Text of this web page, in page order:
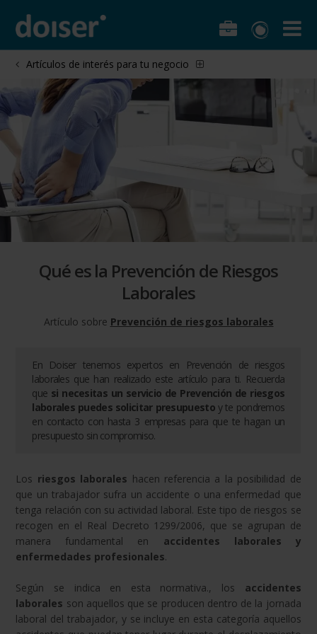
Artículos de interés para tu negocio
Qué es la Prevención de Riesgos
Laborales
Artículo sobre Prevención de riesgos laborales
En Doiser tenemos expertos en
Prevención de riesgos
laborales que han realizado este artículo para ti. Recuerda
que si necesitas un servicio de Prevención de riesgos
laborales puedes solicitar presupuestoy te pondremos
en contacto con hasta 3 empresas para que te hagan un
presupuesto sin compromiso.
Los riesgos laborales hacen referencia a la posibilidad de
que un trabajador sufra un accidente o una enfermedad que
tenga relación con su actividad laboral. Este tipo de riesgos se
recogen en el Real Decreto 1299/2006, que se agrupan de
manera fundamental en accidentes laborales y
enfermedades profesionales.
Según se indica en esta normativa., los accidentes
laborales son aquellos que se producen dentro de la jornada
laboral del trabajador, y se incluye en esta categoría aquellos